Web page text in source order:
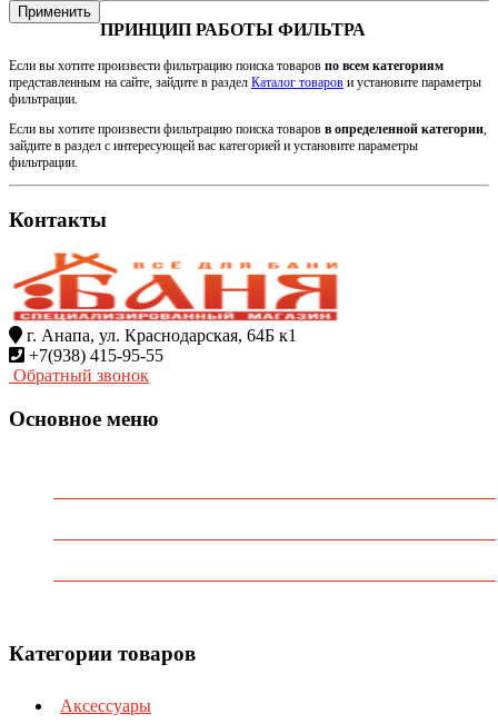
Применить
ПРИНЦИП РАБОТЫ ФИЛЬТРА
Если вы хотите произвести фильтрацию поиска товаров по всем категориям
представленным на сайте, зайдите в раздел Каталог товаров и установите параметры
фильтрации.
Если вы хотите произвести фильтрацию поиска товаров в определенной категории,
зайдите в раздел с интересующей вас категорией и установите параметры
фильтрации.
Контакты
г. Анапа, ул. Краснодарская, 64Б к1
+7(938) 415-95-55
Обратный звонок
Основное меню
Категории товаров
Аксессуары